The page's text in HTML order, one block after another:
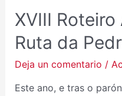
XVIII Roteiro
Ruta da
Deja un comentario /
Este ano, e tras o